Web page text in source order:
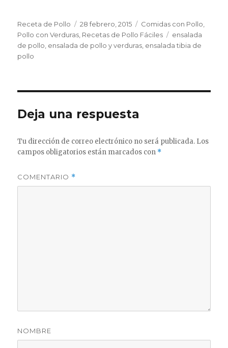
Autor
Receta de Pollo
Publicado
el
28 febrero, 2015 Categorías
Comidas con Pollo
Pollo con Verduras Recetas de Pollo Fáciles Etiquetas
ensalada
de pollo ensalada de pollo y verduras ensalada tibia de
pollo
Deja una respuesta
Tu dirección de correo electrónico no será publicada. Los
campos obligatorios están marcados con *
COMENTARIO *
NOMBRE